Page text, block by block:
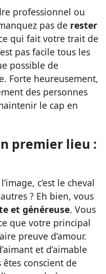
professionnel ou
pas de rester
ce qui fait votre trait de
pas facile tous les
possible de
Forte heureusement,
des personnes
le cap en
premier lieu :
c’est le cheval
? Eh bien, vous
et généreuse. Vous
que votre principal
preuve d’amour.
et d’aimable
conscient de